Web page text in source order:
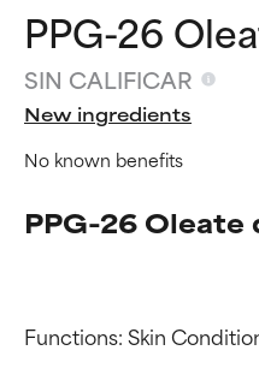
PPG-26
SIN CALIFICAR
New ingredients
No known benefits
PPG-26
Functions: Skin